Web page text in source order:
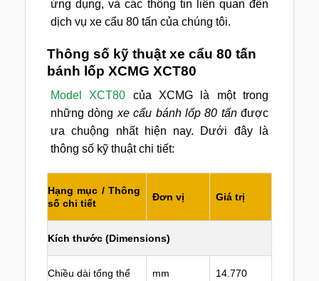
ứng dụng, và các thông tin liên quan đến
dịch vụ xe cẩu 80 tấn của chúng tôi.
Thông số kỹ thuật xe cẩu 80 tấn
bánh lốp XCMG XCT80
Model XCT80 của XCMG là một trong
những dòng xe cẩu bánh lốp 80 tấnđược
ưa chuộng nhất hiện nay. Dưới đây là
thông số kỹ thuật chi tiết:
Hạng mục / Thông
số chi tiết
Đơn vị Giá trị
Kích thước (Dimensions)
Chiều dài tổng thể mm 14.770